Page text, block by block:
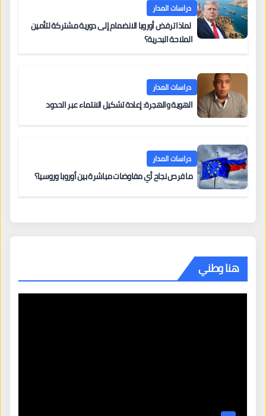
دراسات المدار
لماذا ترفض أوروبا الانضمام إلى دورية مشتركة لتأمين
الملاحة البحرية؟
دراسات المدار
الهوية والهجرة: إعادة تشكيل الانتماء عبر الحدود
دراسات المدار
ما فرص نجاح أي مفاوضات مباشرة بين أوروبا وروسيا؟
هنا وطني